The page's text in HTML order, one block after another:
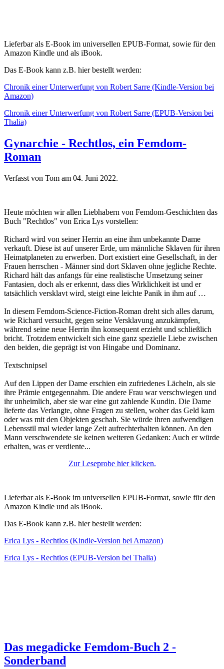
Lieferbar als E-Book im universellen EPUB-Format, sowie für den
Amazon Kindle und als iBook.
Das E-Book kann z.B. hier bestellt werden:
Chronik einer Unterwerfung von Robert Sarre (Kindle-Version bei
Amazon)
Chronik einer Unterwerfung von Robert Sarre (EPUB-Version bei
Thalia)
Gynarchie - Rechtlos, ein Femdom-
Roman
Verfasst von Tom am 04. Juni 2022.
Heute möchten wir allen Liebhabern von Femdom-Geschichten das
Buch "Rechtlos" von Erica Lys vorstellen:
Richard wird von seiner Herrin an eine ihm unbekannte Dame
verkauft. Diese ist auf unserer Erde, um männliche Sklaven für ihren
Heimatplaneten zu erwerben. Dort existiert eine Gesellschaft, in der
Frauen herrschen - Männer sind dort Sklaven ohne jegliche Rechte.
Richard hält das anfangs für eine realistische Umsetzung seiner
Fantasien, doch als er erkennt, dass dies Wirklichkeit ist und er
tatsächlich versklavt wird, steigt eine leichte Panik in ihm auf …
In diesem Femdom-Science-Fiction-Roman dreht sich alles darum,
wie Richard versucht, gegen seine Versklavung anzukämpfen,
während seine neue Herrin ihn konsequent erzieht und schließlich
bricht. Trotzdem entwickelt sich eine ganz spezielle Liebe zwischen
den beiden, die geprägt ist von Hingabe und Dominanz.
Textschnipsel
Auf den Lippen der Dame erschien ein zufriedenes Lächeln, als sie
ihre Prämie entgegennahm. Die andere Frau war verschwiegen und
ihr unheimlich, aber sie war eine gut zahlende Kundin. Die Dame
lieferte das Verlangte, ohne Fragen zu stellen, woher das Geld kam
oder was mit den Objekten geschah. Sie würde ihren aufwendigen
Lebensstil mal wieder lange Zeit aufrechterhalten können. An den
Mann verschwendete sie keinen weiteren Gedanken: Auch er würde
erhalten, was er verdiente...
Zur Leseprobe hier klicken.
Lieferbar als E-Book im universellen EPUB-Format, sowie für den
Amazon Kindle und als iBook.
Das E-Book kann z.B. hier bestellt werden:
Erica Lys - Rechtlos (Kindle-Version bei Amazon)
Erica Lys - Rechtlos (EPUB-Version bei Thalia)
Das megadicke Femdom-Buch 2 -
Sonderband